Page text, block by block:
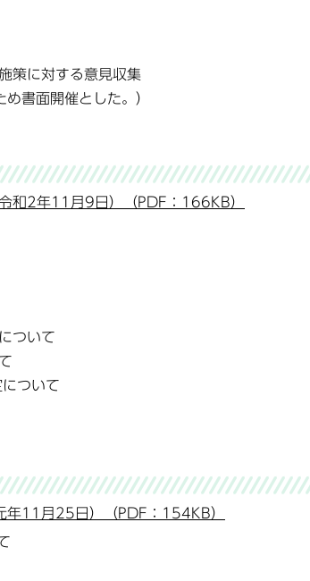
策に対する意見収集
書面開催とした。）
和2年11月9日）（PDF：166KB）
ついて
ついて
年11月25日）（PDF：154KB）